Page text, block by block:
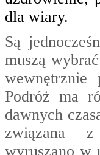
dla wiary.
Są
muszą
Podróż ma
dawnych
związana
wyruszano w